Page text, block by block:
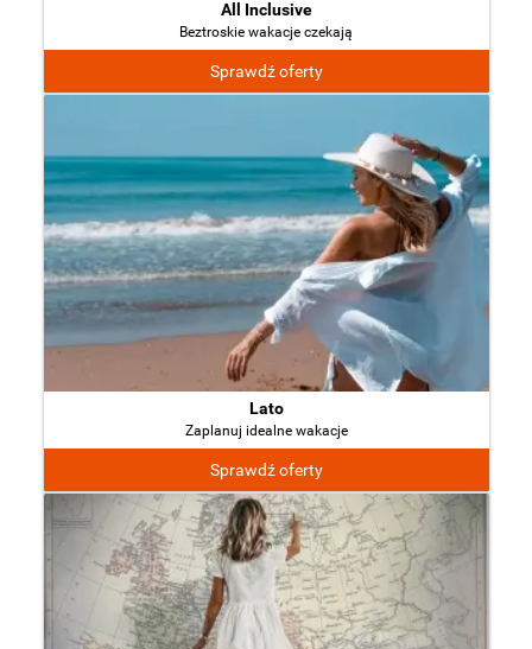
All Inclusive
Beztroskie wakacje czekają
Sprawdź oferty
Lato
Zaplanuj idealne wakacje
Sprawdź oferty